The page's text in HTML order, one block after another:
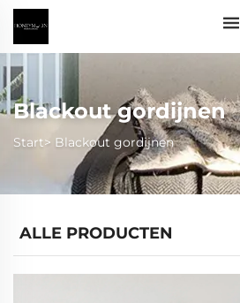
Blackout gordijnen
Start> Blackout gordijnen
ALLE PRODUCTEN